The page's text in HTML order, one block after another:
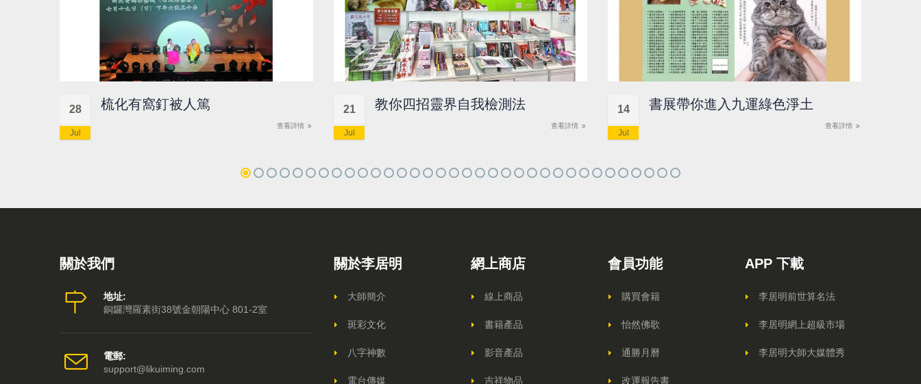
28
Jul
梳化有窩釘被人篤
查看詳情
21
Jul
教你四招靈界自我檢測法
查看詳情
14
Jul
書展帶你進入九運綠色淨土
查看詳情
關於我們
地址:
銅鑼灣羅素街38號金朝陽中心 801-2室
電郵:
support@likuiming.com
關於李居明
大師簡介
斑彩文化
八字神數
電台傳媒
網上商店
線上商品
書籍產品
影音產品
吉祥物品
會員功能
購買會籍
怡然佛歌
通勝月曆
改運報告書
APP 下載
李居明前世算名法
李居明網上超級市場
李居明大師大媒體秀